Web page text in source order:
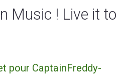
Music ! Live it to
pour CaptainFreddy-